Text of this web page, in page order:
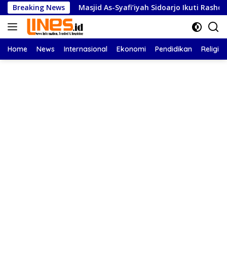
Langsung
ke
konten
Breaking News
Masjid As-Syafi’iyah Sidoarjo Ikuti Rashdul Kiblat
Home News Internasional Ekonomi Pendidikan Religi